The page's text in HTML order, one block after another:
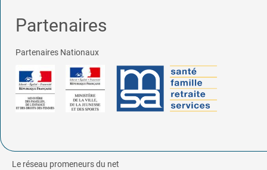
Partenaires
Partenaires Nationaux
Le réseau promeneurs du net